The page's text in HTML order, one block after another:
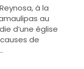
à la
au
d’une église
de